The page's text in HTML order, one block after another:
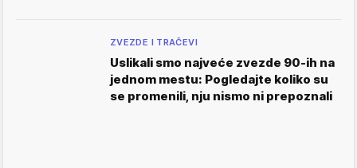
ZVEZDE I TRAČEVI
Uslikali smo najveće zvezde 90-ih na
jednom mestu: Pogledajte koliko su
se promenili, nju nismo ni prepoznali